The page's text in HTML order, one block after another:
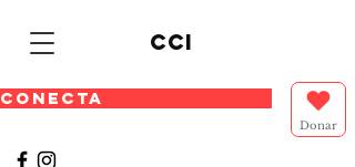
cci
CONECTA
Donar